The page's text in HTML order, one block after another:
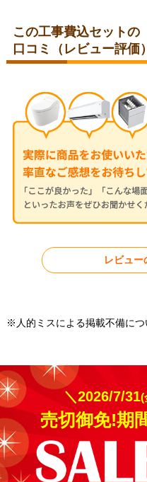
埼玉県比企郡
コロナ ルームエアコン RC-
V2826R-W
神奈川県秦野市
工事実
この工事費込セットの
口コミ（レビュー評価）
レビュー
※人的ミスによる掲載不備につ
＼2026/7/31(
売切御免!期